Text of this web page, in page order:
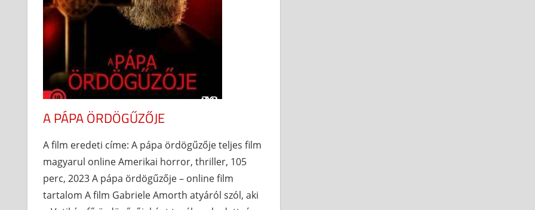
A PÁPA ÖRDÖGŰZŐJE
A film eredeti címe: A pápa ördögűzője teljes film
magyarul online Amerikai horror, thriller, 105
perc, 2023 A pápa ördögűzője – online film
tartalom A film Gabriele Amorth atyáról szól, aki